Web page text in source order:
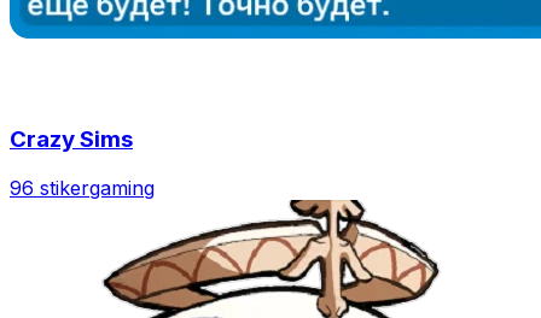
Crazy Sims
96 stikergaming